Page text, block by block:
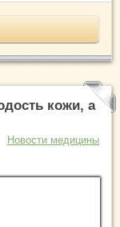
кожи, а
Новости медицины